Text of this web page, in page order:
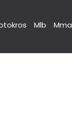
Mlb Mma